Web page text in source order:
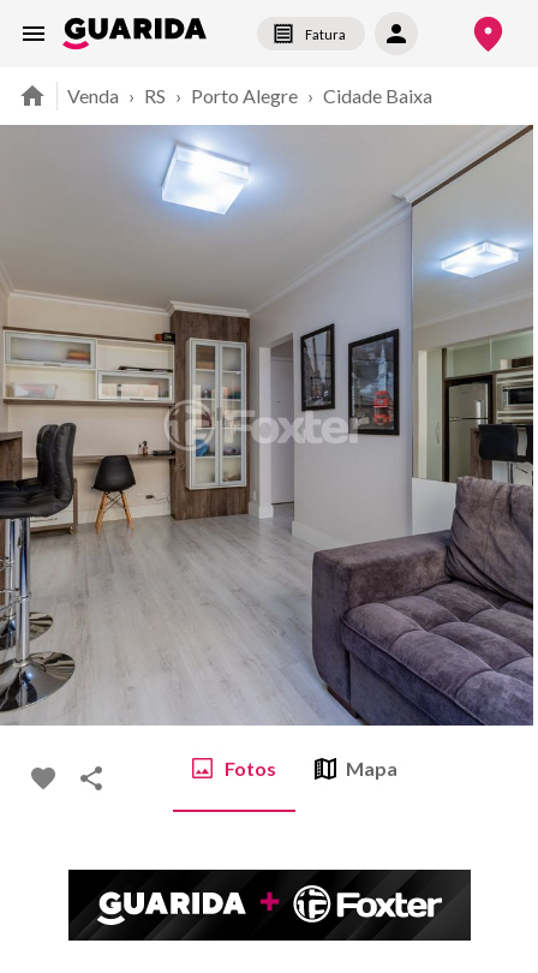
Fatura
Venda › RS › Porto Alegre › Cidade Baixa
Fotos Mapa